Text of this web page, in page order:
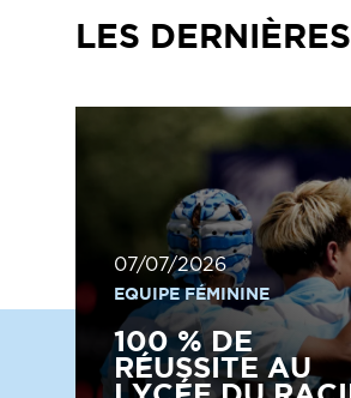
LES
07/07/2026
EQUIPE FÉMININE
100 % DE
RÉUSSITE AU